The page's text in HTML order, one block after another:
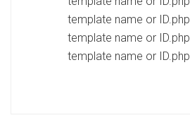
template name or ID.php
template name or ID.php
template name or ID.php